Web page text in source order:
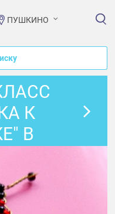
ПУШКИНО
К
В